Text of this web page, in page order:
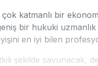
katmanlı bir
bir hukuki uzmanlık
en iyi bilen
şekilde savunacak,